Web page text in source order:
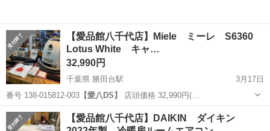
【愛品館八千代店】Miele ミーレ S6360
Lotus White キャ…
32,990円
千葉県 勝田台駅
3月17日
番号 138-015812-003【愛八DS】 店頭価格 32,990円(…
千葉 八千代市 勝田台駅 生活家電 ミーレ
【愛品館八千代店】DAIKIN ダイキン